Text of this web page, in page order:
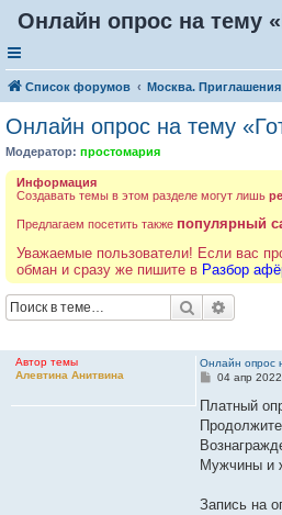
Онлайн опрос на тему
Список форумов Москва.
Онлайн опрос на тему
Модератор: простомария
Информация
Создавать темы в этом разделе могут лишь
Предлагаем посетить также популярный
Уважаемые пользователи! Если вас
обман и сразу же пишите в Разбор
Поиск
Автор темы
Алевтина Анитвина
Онлайн опрос
С
о
щ
е
и
04 апр
Платный
Мужчины и
Запись на